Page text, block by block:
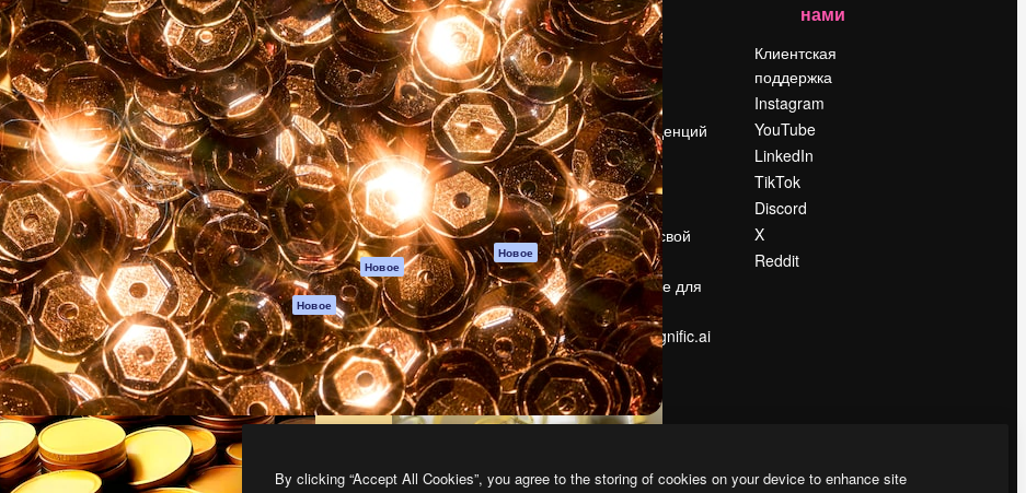
платформа для создания
работ. Более 1 миллиона
среди креаторов,
агентств и студий.
Spaces
ИИ-помощник
Генератор
изображений ИИ
Генератор видео
ИИ
Генератор голоса
на основе ИИ
Стоковый контент
MCP для
Claude/ChatGPT
Новое
Агенты Новое
API
Мобильное
приложение
Все инструменты
Academy
Документация по
Пакету ИИ
Служба
поддержки
Условия и
положения
Политика
конфиденциальности
Оригиналы Новое
Политика файлов
cookie
Центр доверия
Партнеры
Предприятие
Цены
О нас
Reviews
Вакансии
Поиск тенденций
Блог
События
Slidesgo
Продайте свой
контент
Помещение для
прессы
Ищете magnific.ai
нами
Клиентская
поддержка
Instagram
YouTube
LinkedIn
TikTok
Discord
X
Reddit
By clicking “Accept All Cookies”, you agree to the storing of cookies on your device to enhance site